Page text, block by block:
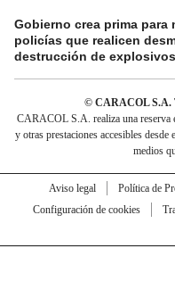
Gobierno crea prima para
policías que realicen
destrucción de explosivos
© CARACOL S.A.
CARACOL S.A. realiza una reserva
y otras prestaciones accesibles
medios
Aviso legal Política de
Configuración de cookies